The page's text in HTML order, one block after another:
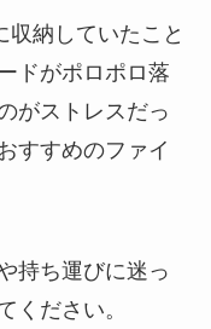
収納していたこと
ドがポロポロ落
がストレスだっ
すすめのファイ
持ち運びに迷っ
ください。